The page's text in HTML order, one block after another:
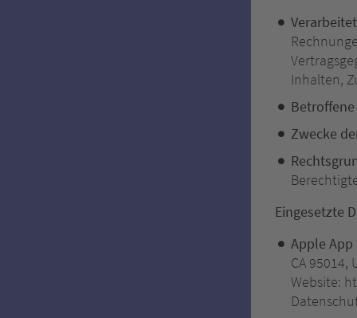
Inhalten,
Zwecke
Eingesetzte
Apple App
CA 95014,
Website: